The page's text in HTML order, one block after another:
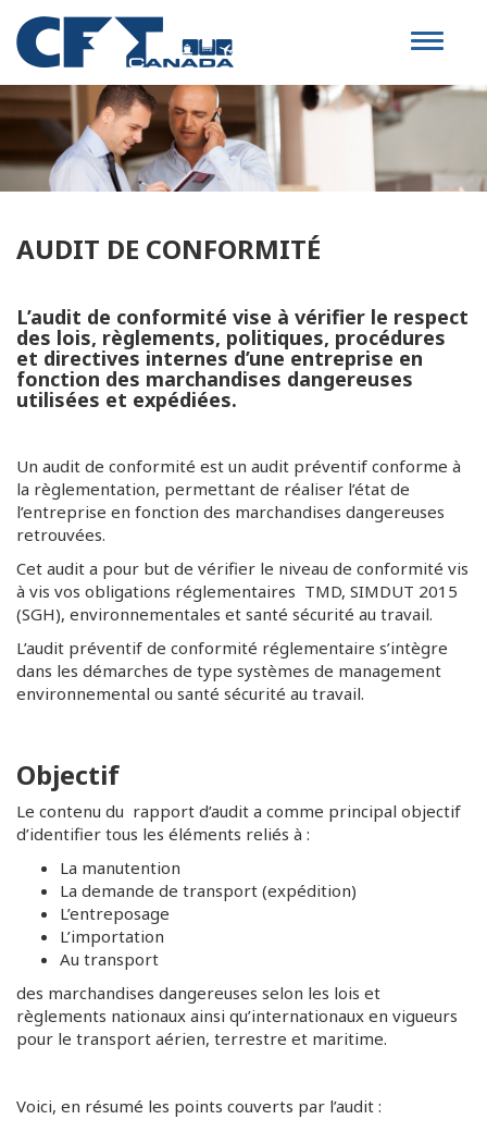
Toggle
AUDIT DE CONFORMITÉ
L’audit de conformité vise à vérifier le respect
des lois, règlements, politiques, procédures
et directives internes d’une entreprise en
fonction des marchandises dangereuses
utilisées et expédiées.
Un audit de conformité est un audit préventif conforme à
la règlementation, permettant de réaliser l’état de
l’entreprise en fonction des marchandises dangereuses
retrouvées.
Cet audit a pour but de vérifier le niveau de conformité vis
à vis vos obligations réglementaires TMD, SIMDUT 2015
(SGH), environnementales et santé sécurité au travail.
L’audit préventif de conformité réglementaire s’intègre
dans les démarches de type systèmes de management
environnemental ou santé sécurité au travail.
Objectif
Le contenu du rapport d’audit a comme principal objectif
d’identifier tous les éléments reliés à :
La manutention
La demande de transport (expédition)
L’entreposage
L’importation
Au transport
des marchandises dangereuses selon les lois et
règlements nationaux ainsi qu’internationaux en vigueurs
pour le transport aérien, terrestre et maritime.
Voici, en résumé les points couverts par l’audit :